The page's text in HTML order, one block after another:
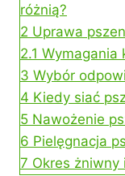
różnią?
2 Uprawa
2.1 Wymagania
3 Wybór
4 Kiedy siać
5 Nawożenie
6 Pielęgnacja
7 Okres żniwny